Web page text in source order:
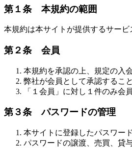
第１条 本規約の範囲
本規約は本サイトが提供するサービ
第２条 会員
本規約を承認の上、規定の入
弊社が会員として承認するこ
「１会員」に対し１件のみ会
第３条 パスワードの管理
本サイトに登録したパスワー
パスワードの譲渡、売買、貸